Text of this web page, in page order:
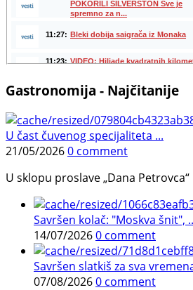
Gastronomija - Najčitanije
U čast čuvenog specijaliteta ...
21/05/20260 comment
U sklopu proslave „Dana
Savršen kolač: "Moskva šnit",
14/07/20260 comment
Savršen slatkiš za sva
07/08/20260 comment